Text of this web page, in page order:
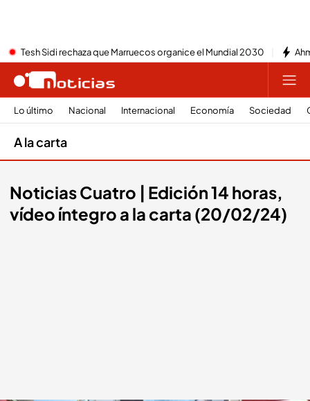
Tesh Sidi rechaza que Marruecos organice el Mundial 2030
Lo último Nacional Internacional Economía Sociedad
A la carta
Noticias Cuatro | Edición 14 horas,
vídeo íntegro a la carta (20/02/24)